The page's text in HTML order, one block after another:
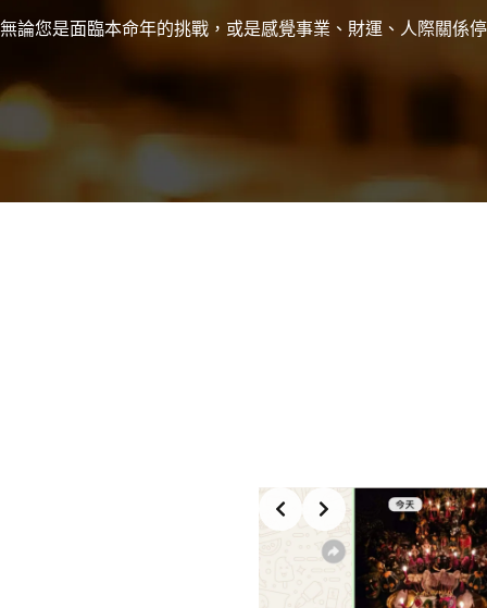
無論您是面臨本命年的挑戰，或是感覺事業、財運、人際關係